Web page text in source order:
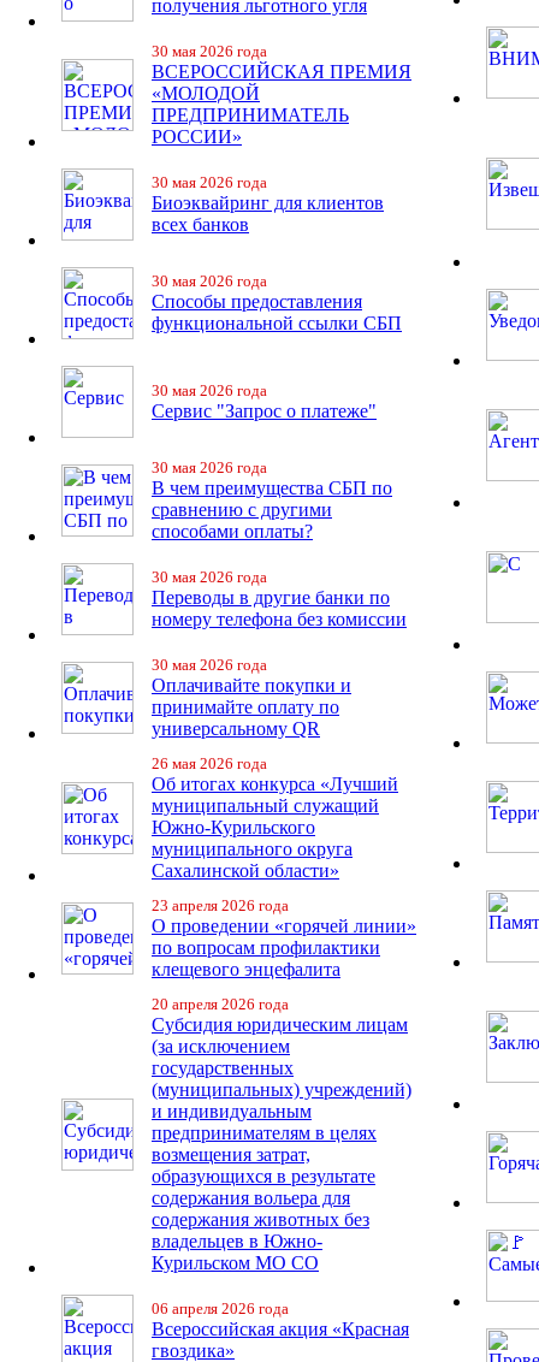
получения льготного угля
30 мая 2026 года
ВСЕРОССИЙСКАЯ ПРЕМИЯ
«МОЛОДОЙ
ПРЕДПРИНИМАТЕЛЬ
РОССИИ»
30 мая 2026 года
Биоэквайринг для клиентов
всех банков
30 мая 2026 года
Способы предоставления
функциональной ссылки СБП
30 мая 2026 года
Сервис "Запрос о платеже"
30 мая 2026 года
В чем преимущества СБП по
сравнению с другими
способами оплаты?
30 мая 2026 года
Переводы в другие банки по
номеру телефона без комиссии
30 мая 2026 года
Оплачивайте покупки и
принимайте оплату по
универсальному QR
26 мая 2026 года
Об итогах конкурса «Лучший
муниципальный служащий
Южно-Курильского
муниципального округа
Сахалинской области»
23 апреля 2026 года
О проведении «горячей линии»
по вопросам профилактики
клещевого энцефалита
20 апреля 2026 года
Субсидия юридическим лицам
(за исключением
государственных
(муниципальных) учреждений)
и индивидуальным
предпринимателям в целях
возмещения затрат,
образующихся в результате
содержания вольера для
содержания животных без
владельцев в Южно-
Курильском МО СО
06 апреля 2026 года
Всероссийская акция «Красная
гвоздика»